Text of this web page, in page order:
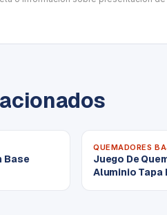
Base
QUEMADORES
Juego De
Aluminio Tapa